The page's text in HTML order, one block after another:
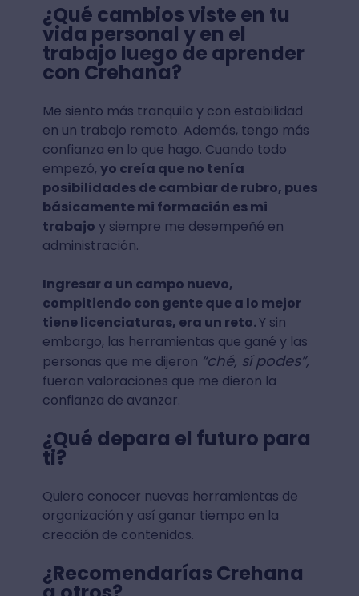
¿Qué cambios viste en tu
vida personal y en el
trabajo luego de aprender
con Crehana?
Me siento más tranquila y con estabilidad
en un trabajo remoto. Además, tengo más
confianza en lo que hago. Cuando todo
empezó, yo creía que no tenía
posibilidades de cambiar de rubro, pues
básicamente mi formación es mi
trabajo y siempre me desempeñé en
administración.
Ingresar a un campo nuevo,
compitiendo con gente que a lo mejor
tiene licenciaturas, era un reto.Y sin
embargo, las herramientas que gané y las
personas que me dijeron “ché, sí podes”,
fueron valoraciones que me dieron la
confianza de avanzar.
¿Qué depara el futuro para
ti?
Quiero conocer nuevas herramientas de
organización y así ganar tiempo en la
creación de contenidos.
¿Recomendarías Crehana